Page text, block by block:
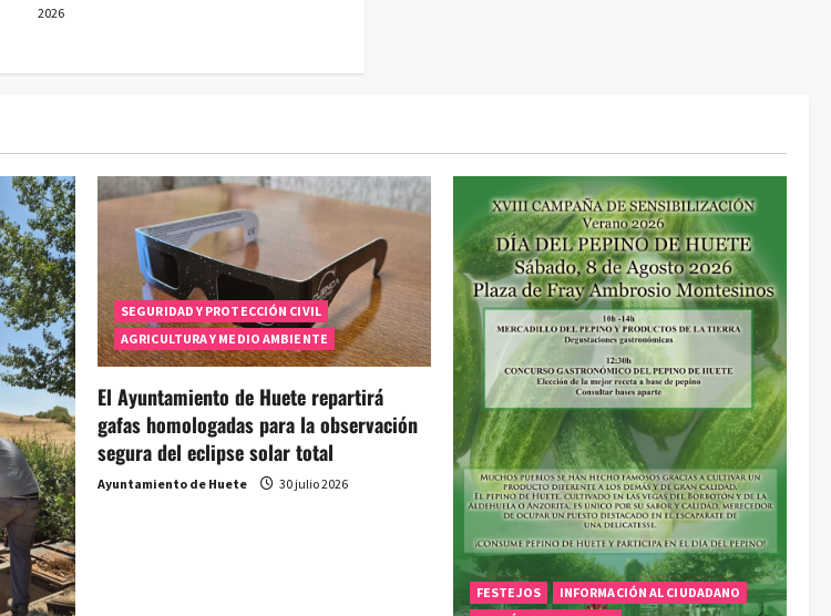
2026
SEGURIDAD Y PROTECCIÓN CIVIL
AGRICULTURA Y MEDIO AMBIENTE
El Ayuntamiento de Huete repartirá
gafas homologadas para la observación
segura del eclipse solar total
Ayuntamiento de Huete 30 julio 2026
FESTEJOS
INFORMACIÓN AL CIUDADANO